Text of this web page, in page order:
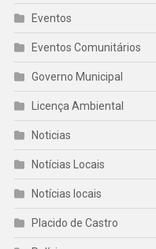
Eventos
Eventos Comunitários
Governo Municipal
Licença Ambiental
Noticias
Notícias Locais
Notícias locais
Placido de Castro